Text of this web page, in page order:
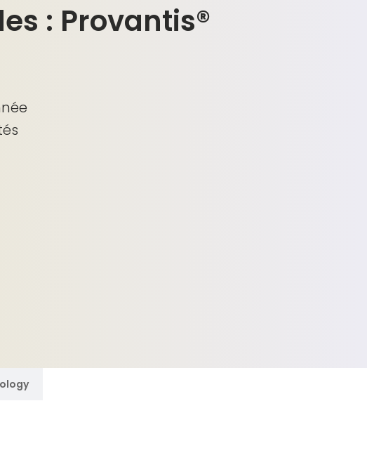
: Provantis®